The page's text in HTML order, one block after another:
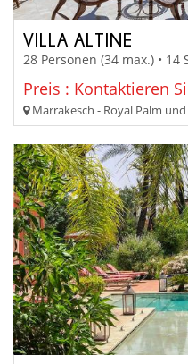
VILLA ALTINE
28 Personen (34 max.) •
Preis : Kontaktieren
Marrakesch - Royal Palm